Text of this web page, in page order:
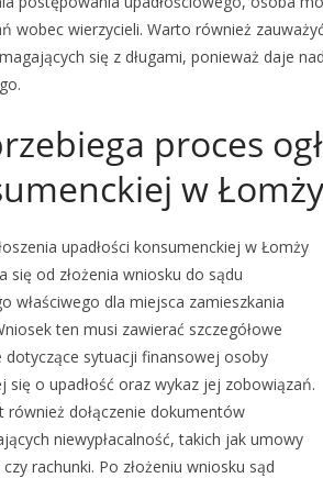
wobec wierzycieli. Warto również
się z długami, ponieważ daje
proces
w Łomży
upadłości konsumenckiej w Łomży
się od złożenia wniosku do sądu
właściwego dla miejsca zamieszkania
ten musi zawierać szczegółowe
dotyczące sytuacji finansowej osoby
się o upadłość oraz wykaz jej zobowiązań.
również dołączenie dokumentów
niewypłacalność, takich jak umowy
rachunki. Po złożeniu wniosku sąd